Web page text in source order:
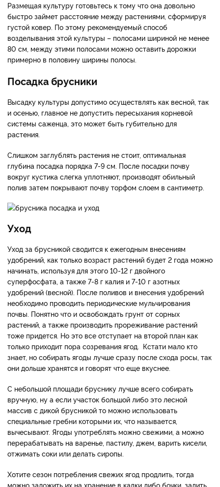
Размещая культуру готовьтесь к тому что она довольно
быстро займет расстояние между растениями, сформируя
густой ковер. По этому рекомендуемый способ
возделывания этой культуры – полосами шириной не менее
80 см, между этими полосами можно оставить дорожки
примерно в половину ширины полосы.
Посадка брусники
Высадку культуры допустимо осуществлять как весной, так
и осенью, главное не допустить пересыхания корневой
системы саженца, это может быть губительно для
растения.
Слишком заглублять растения не стоит, оптимальная
глубина посадка порядка 7-9 см. После посадки почву
вокруг кустика слегка уплотняют, производят обильный
полив затем покрывают почву торфом слоем в сантиметр.
Уход
Уход за брусникой сводится к ежегодным внесениям
удобрений, как только возраст растений будет 2 года можно
начинать, используя для этого 10-12 г двойного
суперфосфата, а также 7-8 г калия и 7-10 г азотных
удобрений (весной). После поливов и внесения удобрений
необходимо проводить периодические мульчирования
почвы. Понятно что и освобождать грунт от сорных
растений, а также производить прореживание растений
тоже придется. Но это все отступает на второй план как
только приходит пора созревания ягод. Кстати мало кто
знает, но собирать ягоды лучше сразу после схода росы, так
они дольше хранятся и говорят что еще вкуснее.
С небольшой площади бруснику лучше всего собирать
вручную, ну а если участок большой либо это лесной
массив с дикой брусникой то можно использовать
специальные гребни которыми их, что называется,
вычесывают. Ягоды употреблять можно свежими, а можно
перерабатывать на варенье, пастилу, джем, варить кисели,
отжимать соки или делать сиропы.
Хотите сезон потребления свежих ягод продлить, тогда
можно заложить их на хранение в кадки либо бочки, залить